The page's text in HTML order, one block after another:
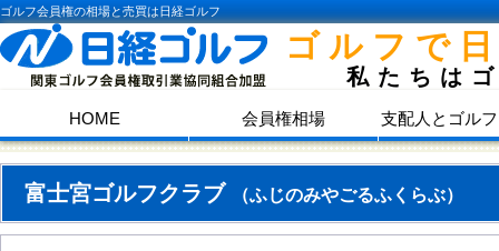
ゴルフ会員権の相場と売買は日経ゴルフ
ゴルフで
私たちは
HOME 会員権相場 支配人とゴル
富士宮ゴルフクラブ （ふじのみやごるふくらぶ）